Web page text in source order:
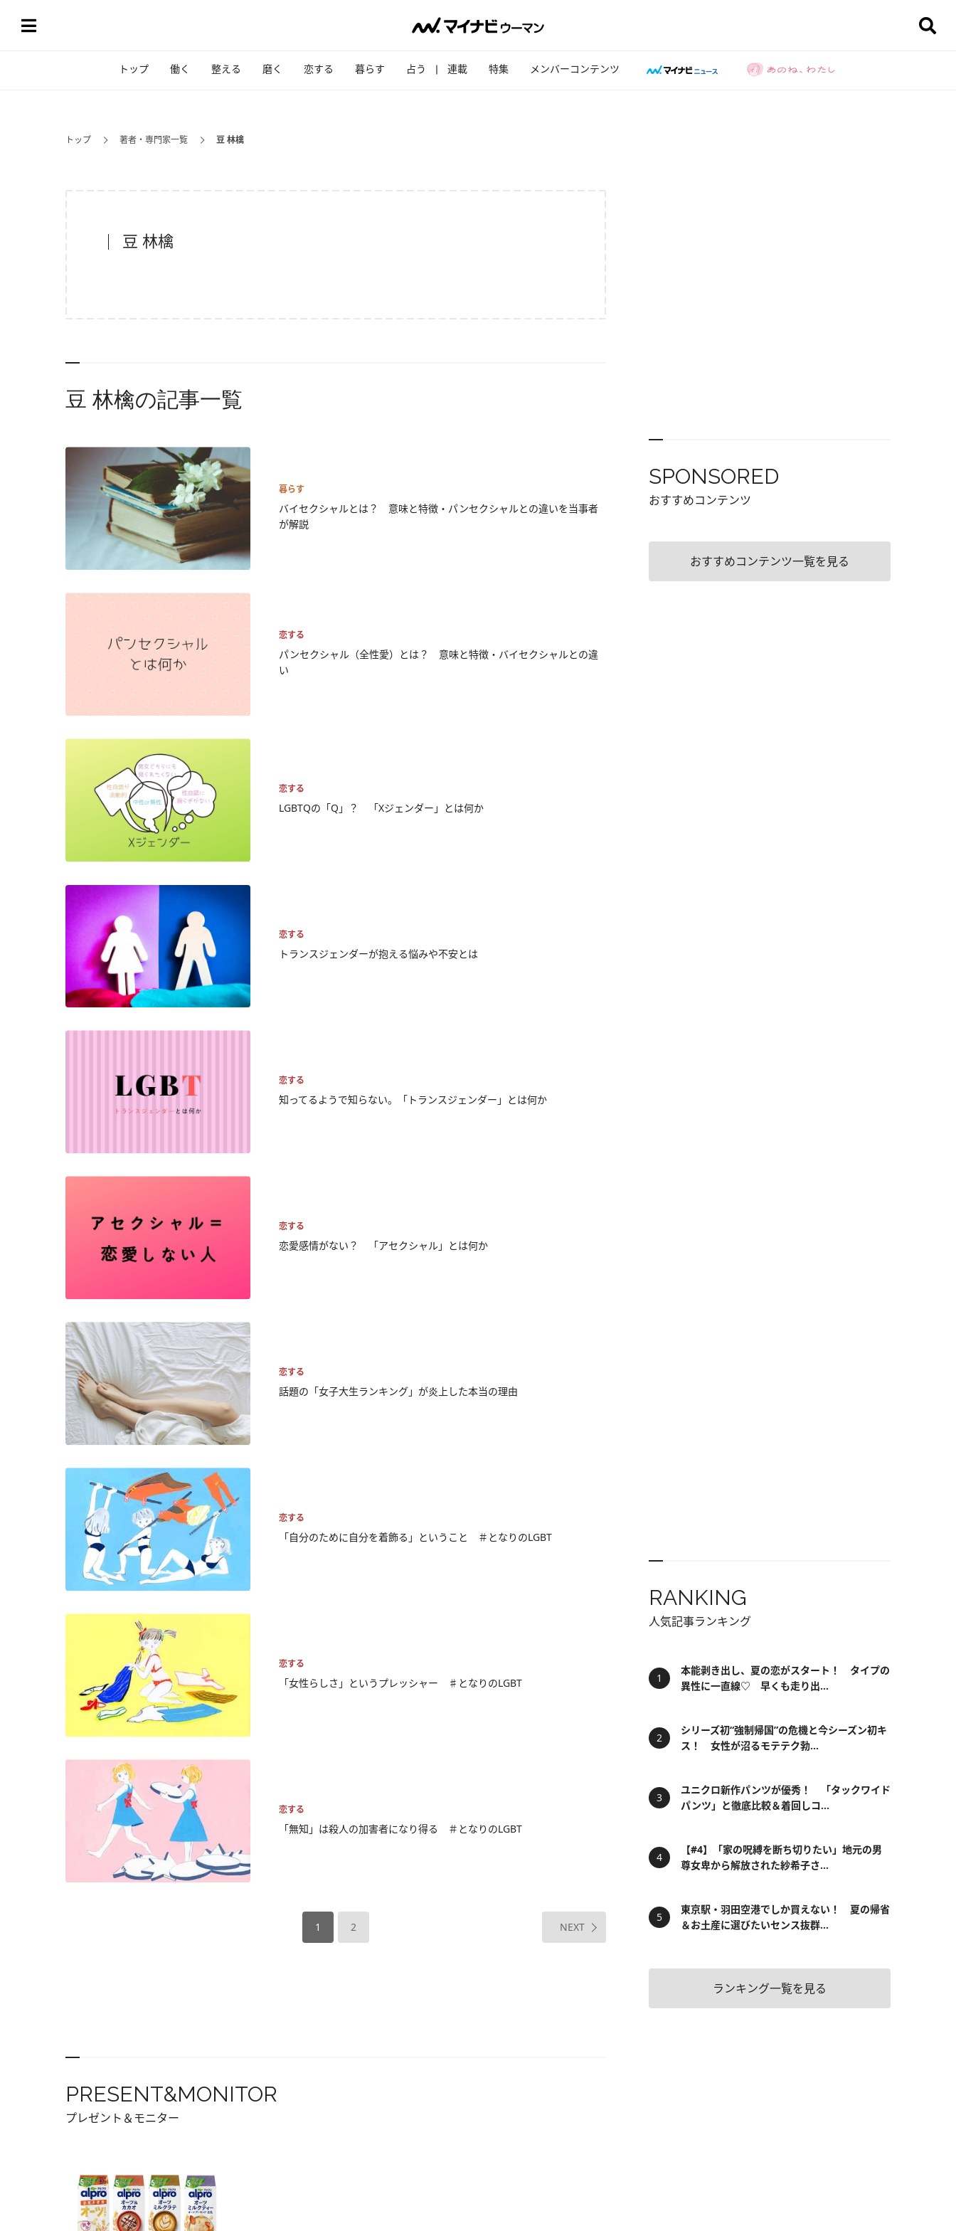
トップ 働く 整える 磨く 恋する 暮らす 占う 連載 特集 メンバーコンテンツ
トップ 著者・専門家一覧 豆 林檎
豆 林檎
豆 林檎の記事一覧
暮らす
バイセクシャルとは？ 意味と特徴・パンセクシャルとの違いを当事者
が解説
恋する
パンセクシャル（全性愛）とは？ 意味と特徴・バイセクシャルとの違
い
恋する
LGBTQの「Q」？ 「Xジェンダー」とは何か
恋する
トランスジェンダーが抱える悩みや不安とは
恋する
知ってるようで知らない。「トランスジェンダー」とは何か
恋する
恋愛感情がない？ 「アセクシャル」とは何か
恋する
話題の「女子大生ランキング」が炎上した本当の理由
恋する
「自分のために自分を着飾る」ということ ＃となりのLGBT
恋する
「女性らしさ」というプレッシャー ♯となりのLGBT
恋する
「無知」は殺人の加害者になり得る ＃となりのLGBT
1 2 NEXT
PRESENT&MONITOR
プレゼント＆モニター
SPONSORED
おすすめコンテンツ
おすすめコンテンツ一覧を見る
RANKING
人気記事ランキング
本能剥き出し、夏の恋がスタート！ タイプの
異性に一直線♡ 早くも走り出...
シリーズ初“強制帰国”の危機と今シーズン初キ
ス！ 女性が沼るモテテク勃...
ユニクロ新作パンツが優秀！ 「タックワイド
パンツ」と徹底比較＆着回しコ...
【#4】「家の呪縛を断ち切りたい」地元の男
尊女卑から解放された紗希子さ...
東京駅・羽田空港でしか買えない！ 夏の帰省
＆お土産に選びたいセンス抜群...
ランキング一覧を見る